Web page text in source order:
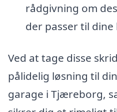
rådgivning om
der passer til dine
Ved at tage disse
pålidelig løsning til
garage i Tjæreborg,